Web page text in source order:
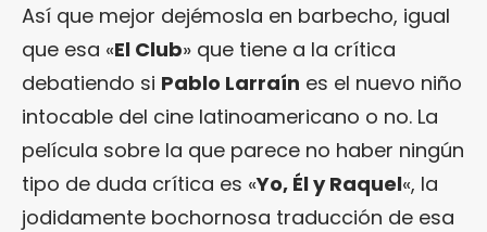
Así que mejor dejémosla en barbecho, igual
que esa «El Club» que tiene a la crítica
debatiendo si Pablo Larraín es el nuevo niño
intocable del cine latinoamericano o no. La
película sobre la que parece no haber ningún
tipo de duda crítica es «Yo, Él y Raquel«, la
jodidamente bochornosa traducción de esa